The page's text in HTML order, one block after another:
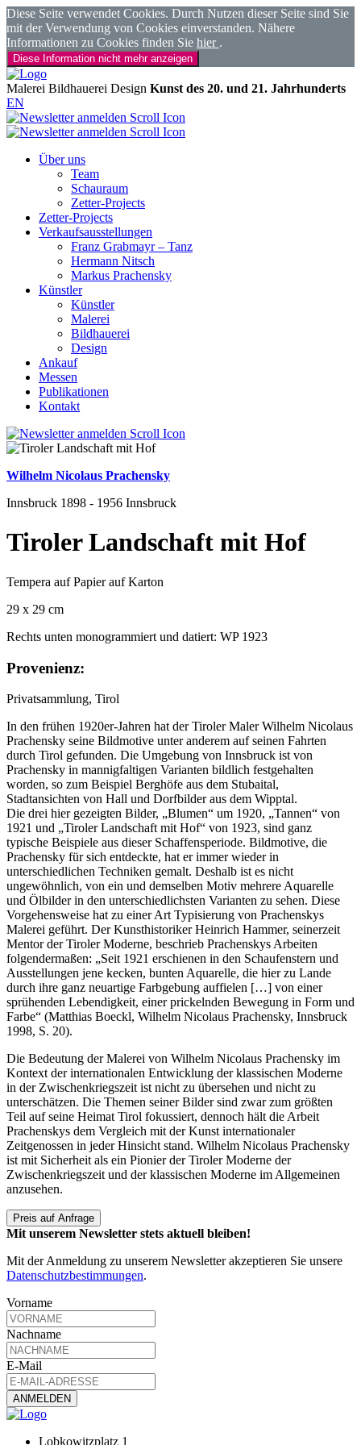
Diese Seite verwendet Cookies. Durch Nutzen dieser Seite sind Sie
mit der Verwendung von Cookies einverstanden. Nähere
Informationen zu Cookies finden Sie hier .
Diese Information nicht mehr anzeigen
Malerei Bildhauerei Design Kunst des 20. und 21. Jahrhunderts
EN
Über uns
Team
Schauraum
Zetter-Projects
Zetter-Projects
Verkaufsausstellungen
Franz Grabmayr – Tanz
Hermann Nitsch
Markus Prachensky
Künstler
Künstler
Malerei
Bildhauerei
Design
Ankauf
Messen
Publikationen
Kontakt
Wilhelm Nicolaus Prachensky
Innsbruck 1898 - 1956 Innsbruck
Tiroler Landschaft mit Hof
Tempera auf Papier auf Karton
29 x 29 cm
Rechts unten monogrammiert und datiert: WP 1923
Provenienz:
Privatsammlung, Tirol
In den frühen 1920er-Jahren hat der Tiroler Maler Wilhelm Nicolaus
Prachensky seine Bildmotive unter anderem auf seinen Fahrten
durch Tirol gefunden. Die Umgebung von Innsbruck ist von
Prachensky in mannigfaltigen Varianten bildlich festgehalten
worden, so zum Beispiel Berghöfe aus dem Stubaital,
Stadtansichten von Hall und Dorfbilder aus dem Wipptal.
Die drei hier gezeigten Bilder, „Blumen“ um 1920, „Tannen“ von
1921 und „Tiroler Landschaft mit Hof“ von 1923, sind ganz
typische Beispiele aus dieser Schaffensperiode. Bildmotive, die
Prachensky für sich entdeckte, hat er immer wieder in
unterschiedlichen Techniken gemalt. Deshalb ist es nicht
ungewöhnlich, von ein und demselben Motiv mehrere Aquarelle
und Ölbilder in den unterschiedlichsten Varianten zu sehen. Diese
Vorgehensweise hat zu einer Art Typisierung von Prachenskys
Malerei geführt. Der Kunsthistoriker Heinrich Hammer, seinerzeit
Mentor der Tiroler Moderne, beschrieb Prachenskys Arbeiten
folgendermaßen: „Seit 1921 erschienen in den Schaufenstern und
Ausstellungen jene kecken, bunten Aquarelle, die hier zu Lande
durch ihre ganz neuartige Farbgebung auffielen […] von einer
sprühenden Lebendigkeit, einer prickelnden Bewegung in Form und
Farbe“ (Matthias Boeckl, Wilhelm Nicolaus Prachensky, Innsbruck
1998, S. 20).
Die Bedeutung der Malerei von Wilhelm Nicolaus Prachensky im
Kontext der internationalen Entwicklung der klassischen Moderne
in der Zwischenkriegszeit ist nicht zu übersehen und nicht zu
unterschätzen. Die Themen seiner Bilder sind zwar zum größten
Teil auf seine Heimat Tirol fokussiert, dennoch hält die Arbeit
Prachenskys dem Vergleich mit der Kunst internationaler
Zeitgenossen in jeder Hinsicht stand. Wilhelm Nicolaus Prachensky
ist mit Sicherheit als ein Pionier der Tiroler Moderne der
Zwischenkriegszeit und der klassischen Moderne im Allgemeinen
anzusehen.
Preis auf Anfrage
Mit unserem Newsletter stets aktuell bleiben!
Mit der Anmeldung zu unserem Newsletter akzeptieren Sie unsere
Datenschutzbestimmungen.
Vorname
Nachname
E-Mail
Lobkowitzplatz 1